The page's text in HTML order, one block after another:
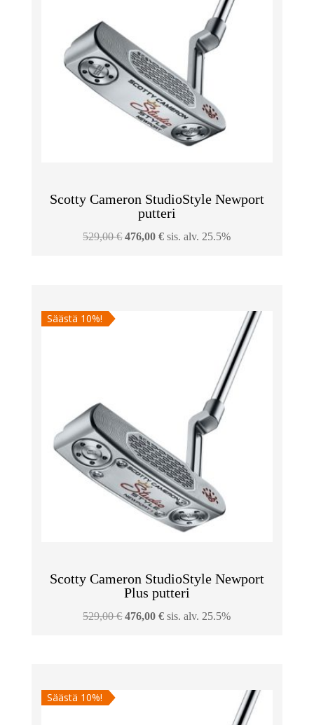
Scotty Cameron StudioStyle Newport
putteri
529,00€ Alkuperäinen
476,00€Nykyinen
sis. alv. 25.5%
Säästä 10%!
Scotty Cameron StudioStyle Newport
Plus putteri
529,00€ Alkuperäinen
476,00€Nykyinen
sis. alv. 25.5%
Säästä 10%!